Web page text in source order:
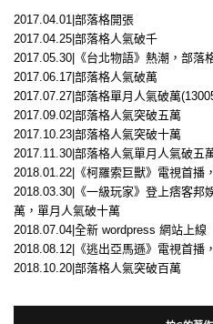
2017.04.01|部落格開張
2017.04.25|部落格人氣破千
2017.05.30|《台北物語》熱潮，部落
2017.06.17|部落格人氣破萬
2017.07.27|部落格單月人氣破萬
2017.09.02|部落格人氣突破五萬
2017.10.23|部落格人氣突破十萬
2017.11.30|部落格人氣單月人氣破五
2018.01.22|《柯羅索巨獸》電視首播
2018.03.30|《一級玩家》登上痞客邦
萬，單月人氣破十萬
2018.07.04|全新 wordpress 網站上線
2018.08.12|《逃出亞馬遜》電視首播
2018.10.20|部落格人氣突破百萬